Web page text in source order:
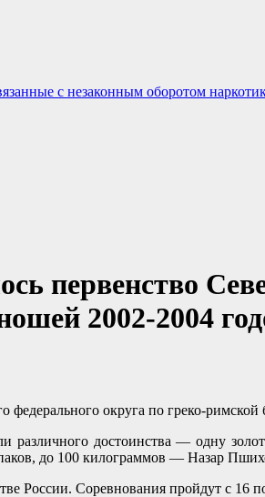
с незаконным оборотом
первенство
2002-2004
федерального округа по греко-
различного достоинства — одну
до 100 килограммов — Назар
России. Соревнования пройдут с 16